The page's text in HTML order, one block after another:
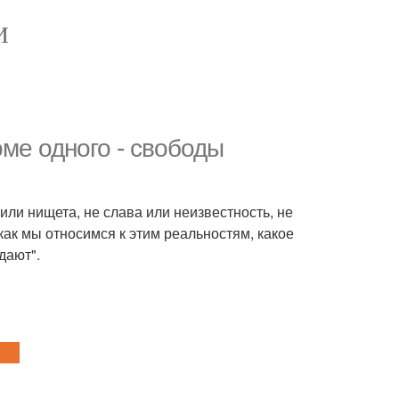
одного - свободы
нищета, не слава или неизвестность, не
мы относимся к этим реальностям, какое